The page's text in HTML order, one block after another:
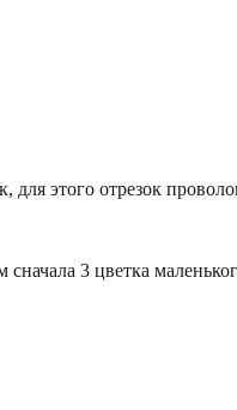
для этого отрезок
3 цветка